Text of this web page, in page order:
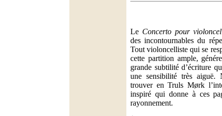
Le Concerto pour
des incontournables du
Tout violoncelliste qui se
cette partition ample,
grande subtilité d’écriture
une sensibilité très aiguë.
trouver en Truls Mørk
inspiré qui donne à ces
rayonnement.